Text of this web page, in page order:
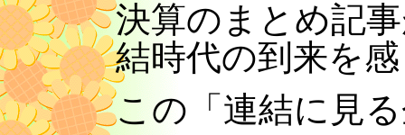
決算のまとめ記
結時代の到来を
この「連結に見